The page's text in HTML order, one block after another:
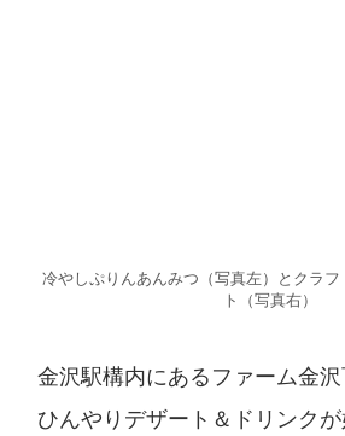
冷やしぷりんあんみつ（写真左）とクラ
ト（写真右）
金沢駅構内にあるファーム金沢
ひんやりデザート＆ドリンクが